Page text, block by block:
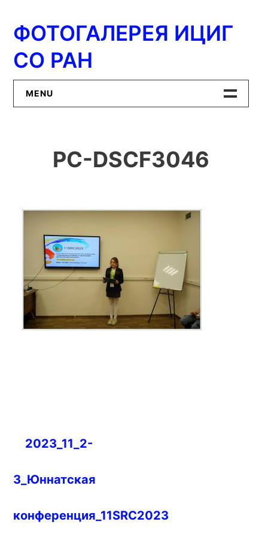
содержимому
ФОТОГАЛЕРЕЯ ИЦИГ
СО РАН
MENU
ИЦиГ СО РАН
PC-DSCF3046
Навигация
записям
2023_11_2-
3_Юннатская
конференция_11SRC2023